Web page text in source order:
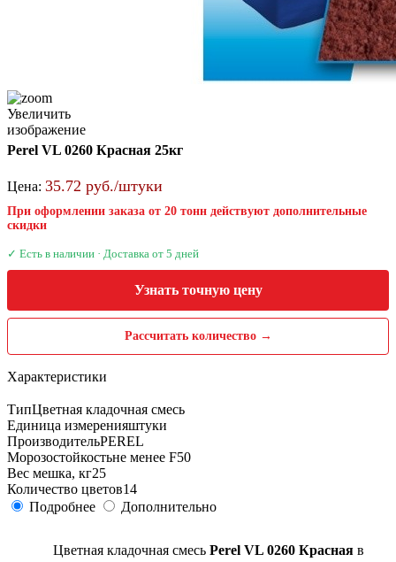
Увеличить
изображение
Perel VL 0260 Красная 25кг
Цена: 35.72 руб./штуки
При оформлении заказа от 20 тонн действуют дополнительные
скидки
✓ Есть в наличии · Доставка от 5 дней
Узнать точную цену
Рассчитать количество →
Характеристики
ТипЦветная кладочная смесь
Единица измеренияштуки
ПроизводительPEREL
Морозостойкостьне менее F50
Вес мешка, кг25
Количество цветов14
Подробнее
Дополнительно
Цветная кладочная смесь Perel VL 0260 Красная в